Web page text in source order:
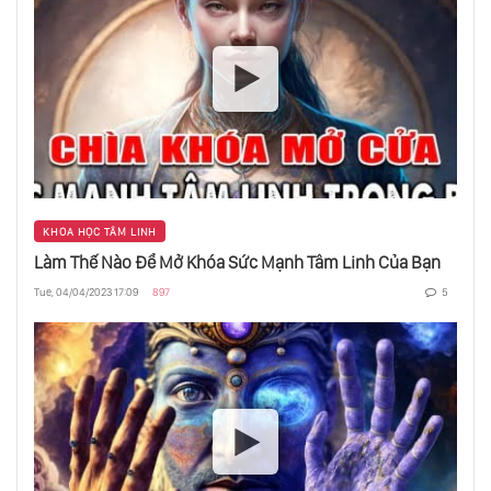
Kỹ Thuật Giải Phóng Cảm Xúc - Eft Tapping
Sự Bất Lực Tự Luyện Và Một Lý Thuyết Về
Trầm Cảm
Sức Mạnh Của Tha Thứ Và Khoan Dung
“Chủ Nghĩa Tích Cực” Nguy Hiểm Như Thế
KHOA HỌC TÂM LINH
Làm Thế Nào Để Mở Khóa Sức Mạnh Tâm Linh Của Bạn
Tue, 04/04/2023 17:09 897 5